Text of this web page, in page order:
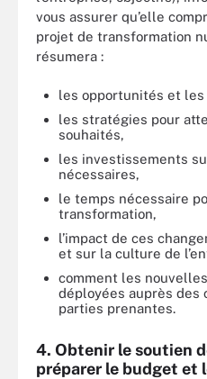
vous assurer qu’elle
projet de transformation
résumera :
les opportunités et
les stratégies pour
souhaités,
les investissements
nécessaires,
le temps nécessaire
transformation,
l’impact de ces
et sur la culture de
comment les
déployées auprès
parties prenantes.
4. Obtenir le soutien
préparer le budget et